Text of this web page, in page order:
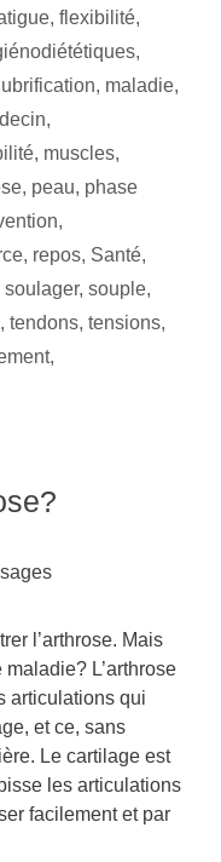
, flexibilité,
,
lubrification, maladie,
,
, muscles,
, peau, phase
,
, repos, Santé,
soulager, souple,
, tendons, tensions,
,
l’arthrose. Mais
L’arthrose
articulations qui
et ce, sans
Le cartilage est
les articulations
facilement et par